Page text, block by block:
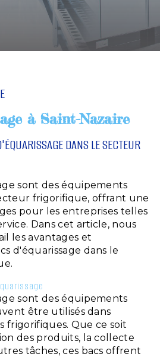
à Saint-Nazaire
DANS LE SECTEUR
sont des équipements
frigorifique, offrant une
pour les entreprises telles
Dans cet article, nous
les avantages et
d'équarissage dans le
sont des équipements
être utilisés dans
frigorifiques. Que ce soit
des produits, la collecte
tâches, ces bacs offrent